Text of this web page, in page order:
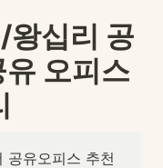
왕십리 공
오피스
공유오피스 추천